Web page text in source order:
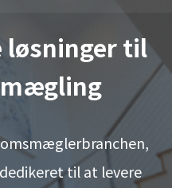
løsninger til
til at levere